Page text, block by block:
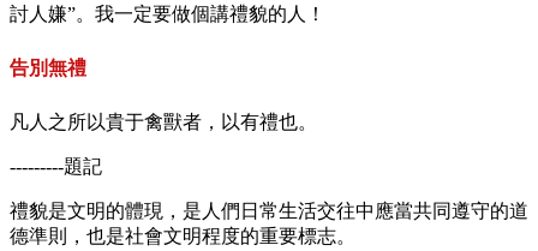
討人嫌”。我一定要做個講禮貌的人！
告別無禮
凡人之所以貴于禽獸者，以有禮也。
---------題記
禮貌是文明的體現，是人們日常生活交往中應當共同遵守的道
德準則，也是社會文明程度的重要標志。